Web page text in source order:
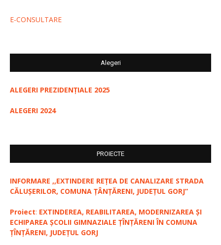
E-CONSULTARE
Alegeri
ALEGERI PREZIDENȚIALE 2025
ALEGERI 2024
PROIECTE
INFORMARE ,,EXTINDERE REȚEA DE CANALIZARE STRADA
CĂLUȘERILOR, COMUNA ȚÂNȚĂRENI, JUDEȚUL GORJ”
Proiect: EXTINDEREA, REABILITAREA, MODERNIZAREA ȘI
ECHIPAREA ȘCOLII GIMNAZIALE ȚÎNȚĂRENI ÎN COMUNA
ȚÎNȚĂRENI, JUDEȚUL GORJ